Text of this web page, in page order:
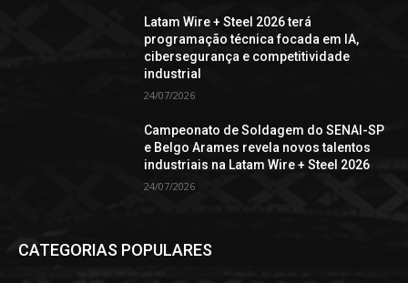
Latam Wire + Steel 2026 terá
programação técnica focada em IA,
cibersegurança e competitividade
industrial
24/07/2026
Campeonato de Soldagem do SENAI-SP
e Belgo Arames revela novos talentos
industriais na Latam Wire + Steel 2026
24/07/2026
CATEGORIAS POPULARES